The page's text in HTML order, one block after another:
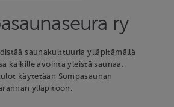
ry
saunakulttuuria ylläpitämällä
kaikille avointa yleistä saunaa.
käytetään Sompasaunan
ylläpitoon.